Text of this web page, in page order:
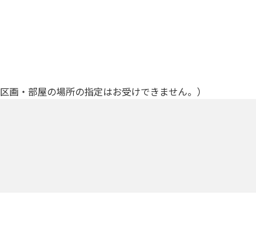
・部屋の場所の指定はお受けできません。）